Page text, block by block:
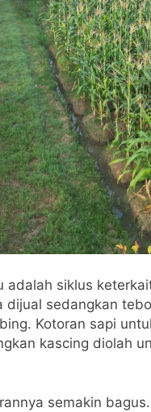
siklus
dijual sedangkan
Kotoran sapi
kascing diolah
semakin